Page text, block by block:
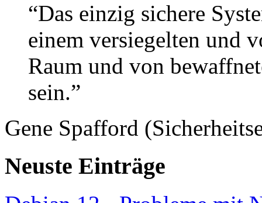
“Das einzig sichere
einem versiegelten und
Raum und von
sein.”
Gene Spafford
Neuste Einträge